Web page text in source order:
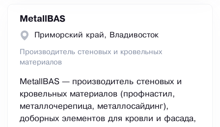
MetallBAS
Приморский край, Владивосток
Производитель стеновых и кровельных
материалов
MetallBAS — производитель стеновых и
кровельных материалов (профнастил,
металлочерепица, металлосайдинг),
доборных элементов для кровли и фасада,